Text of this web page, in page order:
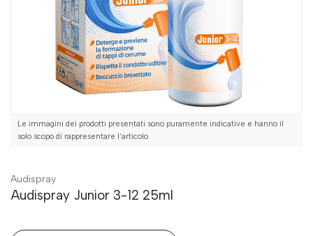
Le immagini dei prodotti presentati sono puramente indicative e hanno il
solo scopo di rappresentare l'articolo.
Audispray
Audispray Junior 3-12 25ml